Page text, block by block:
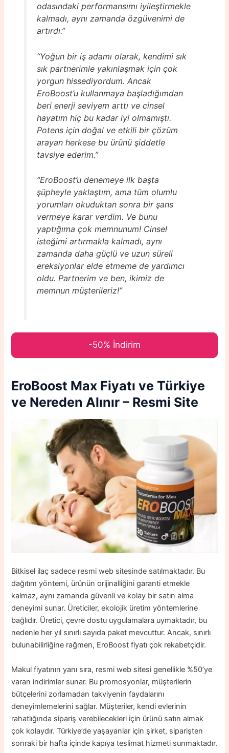
odasındaki performansımı iyileştirmekle
kalmadı, aynı zamanda özgüvenimi de
artırdı.”
“Yoğun bir iş adamı olarak, kendimi sık
sık partnerimle yakınlaşmak için çok
yorgun hissediyordum. Ancak
EroBoost’u kullanmaya başladığımdan
beri enerji seviyem arttı ve cinsel
hayatım hiç bu kadar iyi olmamıştı.
Potens için doğal ve etkili bir çözüm
arayan herkese bu ürünü şiddetle
tavsiye ederim.”
“EroBoost’u denemeye ilk başta
şüpheyle yaklaştım, ama tüm olumlu
yorumları okuduktan sonra bir şans
vermeye karar verdim. Ve bunu
yaptığıma çok memnunum! Cinsel
isteğimi artırmakla kalmadı, aynı
zamanda daha güçlü ve uzun süreli
ereksiyonlar elde etmeme de yardımcı
oldu. Partnerim ve ben, ikimiz de
memnun müşterileriz!”
-50% İndirim
EroBoost Max Fiyatı ve Türkiye
ve Nereden Alınır – Resmi Site
Bitkisel ilaç sadece resmi web sitesinde satılmaktadır. Bu
dağıtım yöntemi, ürünün orijinalliğini garanti etmekle
kalmaz, aynı zamanda güvenli ve kolay bir satın alma
deneyimi sunar. Üreticiler, ekolojik üretim yöntemlerine
bağlıdır. Üretici, çevre dostu uygulamalara uymaktadır, bu
nedenle her yıl sınırlı sayıda paket mevcuttur. Ancak, sınırlı
bulunabilirliğine rağmen, EroBoost fiyatı çok rekabetçidir.
Makul fiyatının yanı sıra, resmi web sitesi genellikle %50’ye
varan indirimler sunar. Bu promosyonlar, müşterilerin
bütçelerini zorlamadan takviyenin faydalarını
deneyimlemelerini sağlar. Müşteriler, kendi evlerinin
rahatlığında sipariş verebilecekleri için ürünü satın almak
çok kolaydır. Türkiye’de yaşayanlar için şirket, siparişten
sonraki bir hafta içinde kapıya teslimat hizmeti sunmaktadır.